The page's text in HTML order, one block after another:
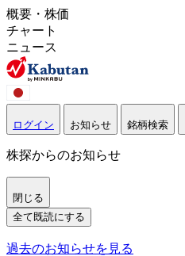
概要・株価
チャート
ニュース
ログイン お知らせ 銘柄検索
株探からのお知らせ
閉じる
全て既読にする
過去のお知らせを見る